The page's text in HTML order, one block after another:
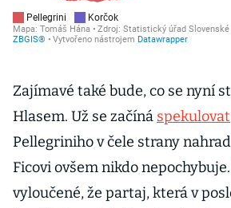
Zajímavé také bude, co se nyní
Hlasem. Už se začíná spekulovat
Pellegriniho v čele strany
Ficovi ovšem nikdo
vyloučené, že partaj, která v